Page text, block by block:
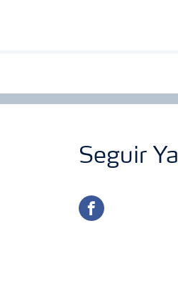
Seguir
facebook